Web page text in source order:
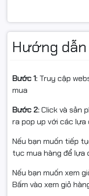
HP LaserJet M1005
HP LaserJet 3015 /
MFP
HP LaserJet 3330 /
📩 Nếu chưa chắc
bạn, vui lòng gửi mã
trước khi đặt.
🔍 DẤU HIỆU NÊN
Hướng
Bước 1: Truy cập
mua
Bước 2:Click và sản
ra pop up với các lựa
Nếu bạn muốn tiếp
tục mua hàng để lựa
Nếu bạn muốn xem
Bấm vào xem giỏ